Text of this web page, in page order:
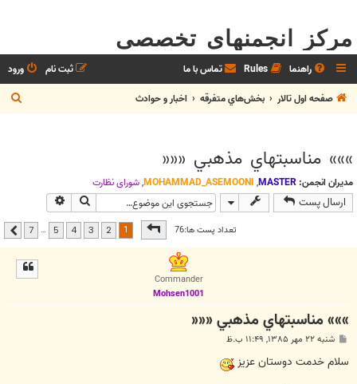
مرکز انجمنهای تخصصی
راهنما Rules تماس با ما ورود
ثبت نام
صفحه اول تالار
بخش‌‌هاي متفرقه اخبار و حوادث
ج
س
»»» مناسبتهاي مذهبي «««
مدیران انجمن: MASTER
,
MOHAMMAD_ASEMOONI
,شوراي نظارت
ارسال پست جستجو
تعداد پست ها:76صفحه از7
2
3
4
5
…
7 بعدی
Commander
Mohsen1001
»»» مناسبتهاي مذهبي «««
پ
ت
شنبه ۲۲ مهر ۱۳۸۵, ۱۱:۴۹ ب.ظ
سلام خدمت دوستان عزيز